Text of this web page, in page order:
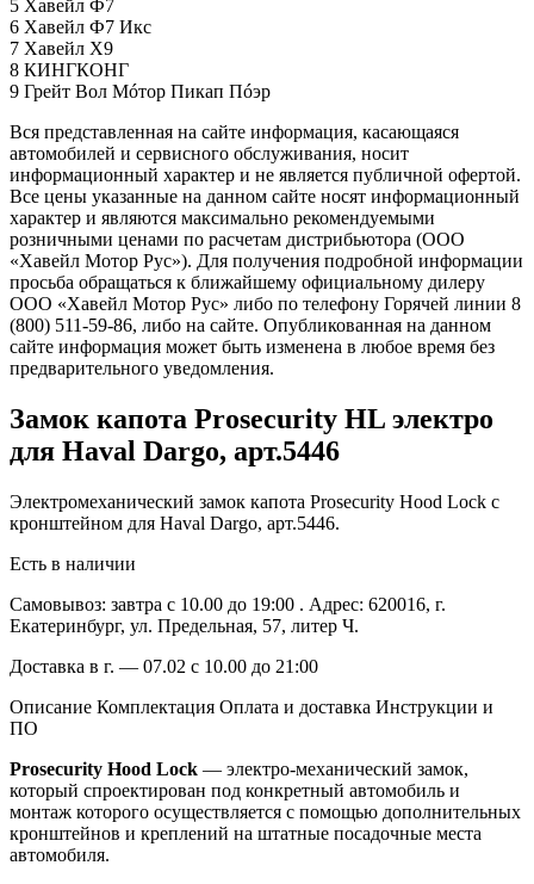
5 Хавейл Ф7
6 Хавейл Ф7 Икс
7 Хавейл X9
8 КИНГКОНГ
9 Грейт Вол Мóтор Пикап Пóэр
Вся представленная на сайте информация, касающаяся
автомобилей и сервисного обслуживания, носит
информационный характер и не является публичной офертой.
Все цены указанные на данном сайте носят информационный
характер и являются максимально рекомендуемыми
розничными ценами по расчетам дистрибьютора (ООО
«Хавейл Мотор Рус»). Для получения подробной информации
просьба обращаться к ближайшему официальному дилеру
ООО «Хавейл Мотор Рус» либо по телефону Горячей линии 8
(800) 511-59-86, либо на сайте. Опубликованная на данном
сайте информация может быть изменена в любое время без
предварительного уведомления.
Замок капота Prosecurity HL электро
для Haval Dargo, арт.5446
Электромеханический замок капота Prosecurity Hood Lock с
кронштейном для Haval Dargo, арт.5446.
Есть в наличии
Самовывоз: завтра c 10.00 до 19:00 . Адрес: 620016, г.
Екатеринбург, ул. Предельная, 57, литер Ч.
Доставка в г. — 07.02 c 10.00 до 21:00
Описание Комплектация Оплата и доставка Инструкции и
ПО
Prosecurity Hood Lock — электро-механический замок,
который спроектирован под конкретный автомобиль и
монтаж которого осуществляется с помощью дополнительных
кронштейнов и креплений на штатные посадочные места
автомобиля.